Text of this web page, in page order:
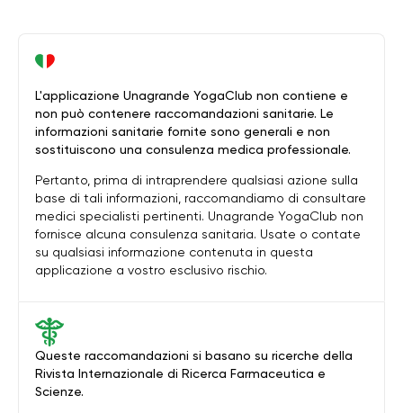
Queste raccomandazioni si basano su ricerche della
Rivista Internazionale di Ricerca Farmaceutica e
Scienze.
L'applicazione Unagrande YogaClub non contiene e
non può contenere raccomandazioni sanitarie. Le
informazioni sanitarie fornite sono generali e non
sostituiscono una consulenza medica professionale.
Pertanto, prima di intraprendere qualsiasi azione sulla
base di tali informazioni, raccomandiamo di consultare
medici specialisti pertinenti. Unagrande YogaClub non
fornisce alcuna consulenza sanitaria. Usate o contate
su qualsiasi informazione contenuta in questa
applicazione a vostro esclusivo rischio.